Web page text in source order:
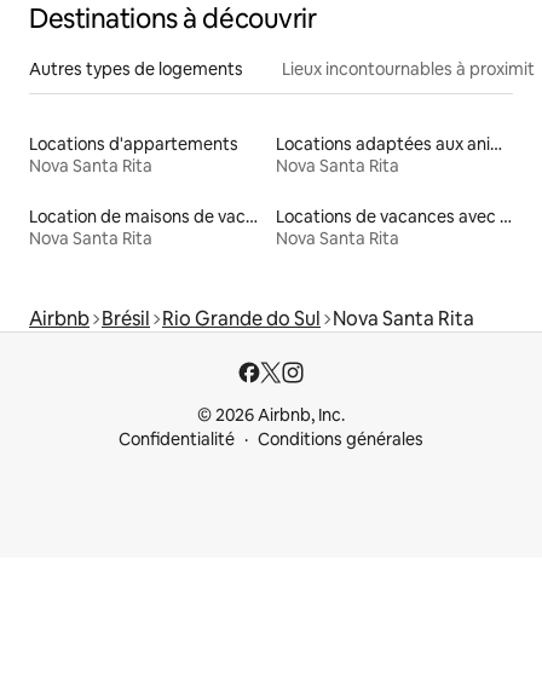
Destinations à découvrir
Autres types de logements Lieux incontournables à
Locations d'appartements
Nova Santa Rita
Locations adaptées aux animaux
Nova Santa Rita
Location de maisons de vacances
Nova Santa Rita
Locations de vacances avec piscine
Nova Santa Rita
Airbnb Brésil Rio Grande do Sul Nova Santa Rita
© 2026 Airbnb, Inc.
Confidentialité
Conditions générales